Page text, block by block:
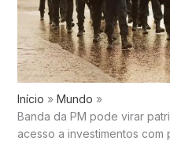
Início
Mundo
Banda da PM pode virar
acesso a investimentos